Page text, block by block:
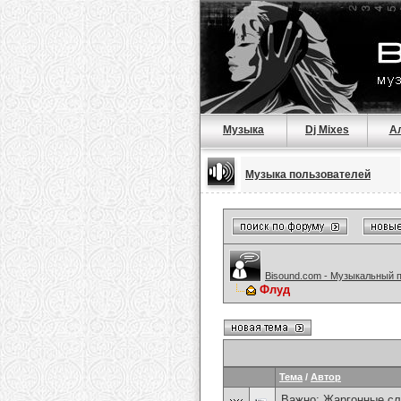
Музыка Dj Mixes
Музыка пользователей
Bisound.com - Музыкальный
Флуд
Тема / Автор